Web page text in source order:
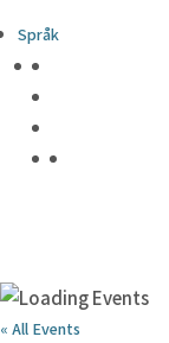
Språk
« All Events